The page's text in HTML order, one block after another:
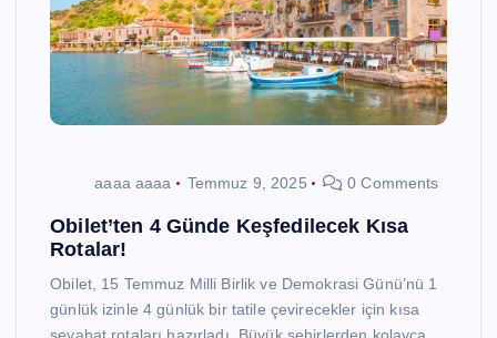
aaaa aaaa Temmuz 9, 2025 0 Comments
Obilet’ten 4 Günde Keşfedilecek Kısa
Rotalar!
Obilet, 15 Temmuz Milli Birlik ve Demokrasi Günü’nü 1
günlük izinle 4 günlük bir tatile çevirecekler için kısa